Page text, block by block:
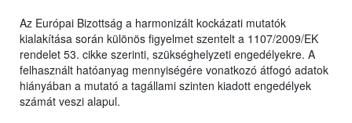
Az Európai Bizottság a harmonizált kockázati mutatók
kialakítása során különös figyelmet szentelt a 1107/2009/EK
rendelet 53. cikke szerinti, szükséghelyzeti engedélyekre. A
felhasznált hatóanyag mennyiségére vonatkozó átfogó adatok
hiányában a mutató a tagállami szinten kiadott engedélyek
számát veszi alapul.